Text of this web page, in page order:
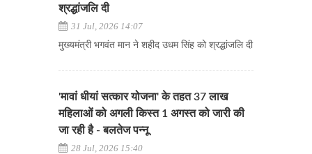
श्रद्धांजलि दी
31 Jul, 2026 14:07
मुख्यमंत्री भगवंत मान ने शहीद उधम सिंह को श्रद्धांजलि दी
'मावां धीयां सत्कार योजना' के तहत 37 लाख
महिलाओं को अगली किस्त 1 अगस्त को जारी की
जा रही है - बलतेज पन्नू
28 Jul, 2026 15:40